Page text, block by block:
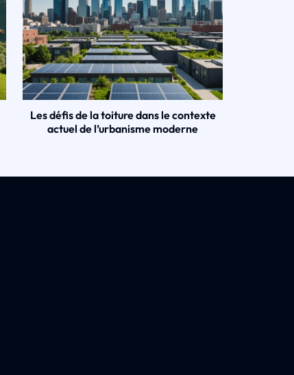
Les défis de la toiture dans le contexte
actuel de l’urbanisme moderne